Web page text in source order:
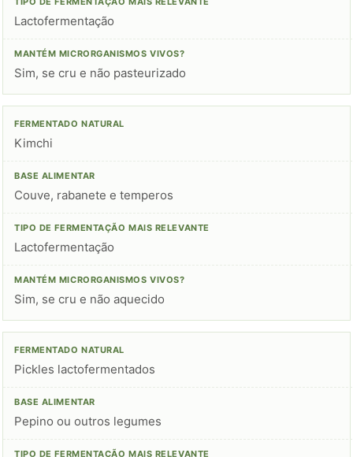
Lactofermentação
Sim, se cru e não pasteurizado
Kimchi
Couve, rabanete e temperos
Lactofermentação
Sim, se cru e não aquecido
Pickles lactofermentados
Pepino ou outros legumes